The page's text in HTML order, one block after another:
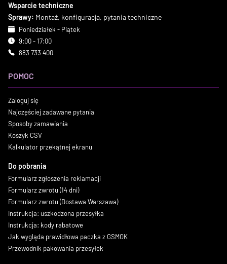
Wsparcie techniczne
Sprawy: Montaż, konfiguracja, pytania techniczne
Poniedziałek - Piątek
9:00 - 17:00
883 733 400
POMOC
Zaloguj się
Najczęściej zadawane pytania
Sposoby zamawiania
Koszyk CSV
Kalkulator przekątnej ekranu
Do pobrania
Formularz zgłoszenia reklamacji
Formularz zwrotu (14 dni)
Formularz zwrotu (Dostawa Warszawa)
Instrukcja: uszkodzona przesyłka
Instrukcja: kody rabatowe
Jak wygląda prawidłowa paczka z GSMOK
Przewodnik pakowania przesyłek